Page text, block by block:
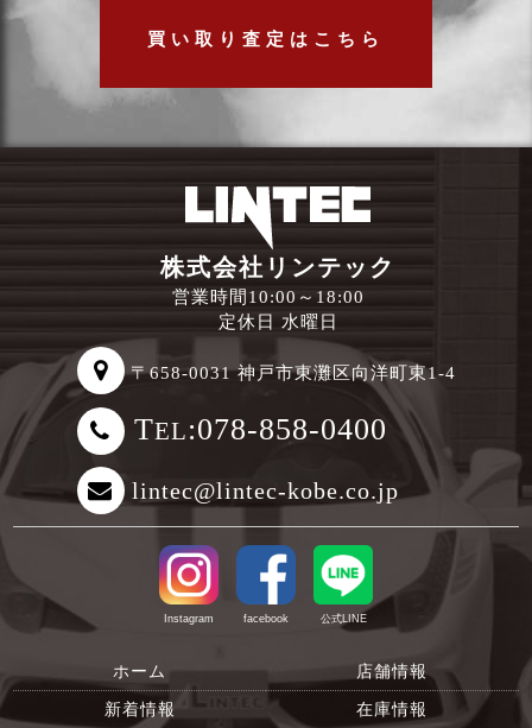
買い取り査定はこちら
株式会社リンテック
営業時間10:00～18:00
定休日 水曜日
〒658-0031 神戸市東灘区向洋町東1-4
TEL:078-858-0400
lintec@lintec-kobe.co.jp
Instagram facebook 公式LINE
ホーム 店舗情報
新着情報 在庫情報